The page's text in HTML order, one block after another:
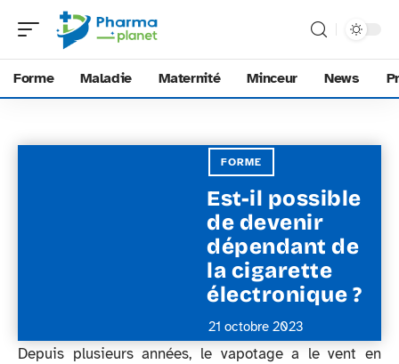
Forme Maladie Maternité Minceur News
FORME
Est-il possible
de devenir
dépendant de
la cigarette
électronique ?
21 octobre 2023
Depuis plusieurs années, le vapotage a le vent en